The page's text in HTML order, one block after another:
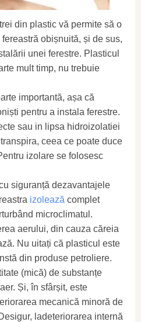
din plastic vă permite să o
obișnuită, și de sus,
unei ferestre. Plasticul
mult timp, nu trebuie
importantă, așa că
pentru a instala ferestre.
sau in lipsa hidroizolatiei
ceea ce poate duce
izolare se folosesc
siguranță dezavantajele
izolează complet
microclimatul.
aerului, din cauza căreia
Nu uitați că plasticul este
din produse petroliere.
(mică) de substanțe
Și, în sfârșit, este
mecanică minoră de
ladeteriorarea internă